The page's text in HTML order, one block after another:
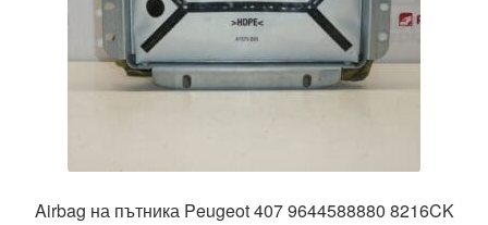
Airbag на пътника Peugeot 407 9644588880 8216CK